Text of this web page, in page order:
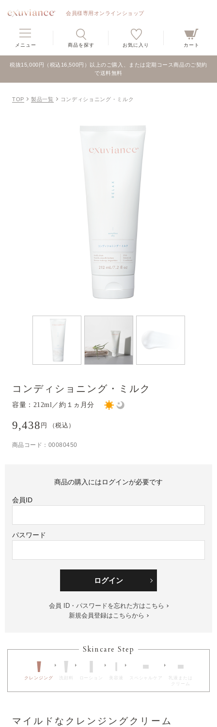
会員様専用オンラインショップ
メニュー 商品を探す お気に入り カート
税抜15,000円（税込16,500円）以上のご購入、または定期コース商品のご契約
で送料無料
TOP 製品一覧 コンディショニング・ミルク
コンディショニング・ミルク
容量：212ml／約１ヵ月分
9,438 円 （税込）
商品コード：00080450
商品の購入にはログインが必要です
会員ID
パスワード
ログイン
会員 ID・パスワードを忘れた方はこちら
新規会員登録はこちらから
Skincare Step
クレンジング 洗顔料 ローション 美容液 スペシャルケア
乳液または
クリーム
マイルドなクレンジングクリーム